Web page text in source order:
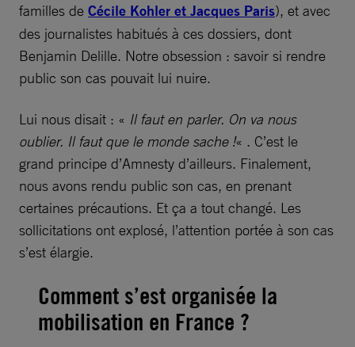
familles de Cécile Kohler et Jacques Paris), et avec
des journalistes habitués à ces dossiers, dont
Benjamin Delille. Notre obsession : savoir si rendre
public son cas pouvait lui nuire.
Lui nous disait : « Il faut en parler. On va nous
oublier. Il faut que le monde sache !« . C’est le
grand principe d’Amnesty d’ailleurs. Finalement,
nous avons rendu public son cas, en prenant
certaines précautions. Et ça a tout changé. Les
sollicitations ont explosé, l’attention portée à son cas
s’est élargie.
Comment s’est organisée la
mobilisation en France ?